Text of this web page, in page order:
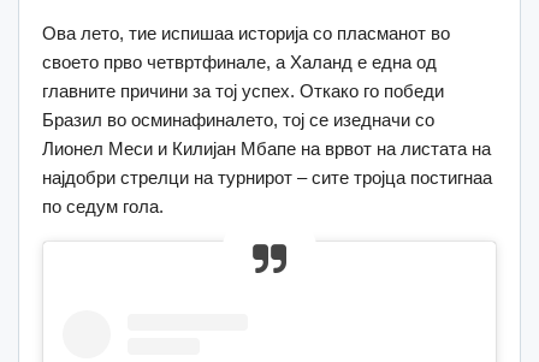
Ова лето, тие испишаа историја со пласманот во
своето прво четвртфинале, а Халанд е една од
главните причини за тој успех. Откако го победи
Бразил во осминафиналето, тој се изедначи со
Лионел Меси и Килијан Мбапе на врвот на листата на
најдобри стрелци на турнирот – сите тројца постигнаа
по седум гола.